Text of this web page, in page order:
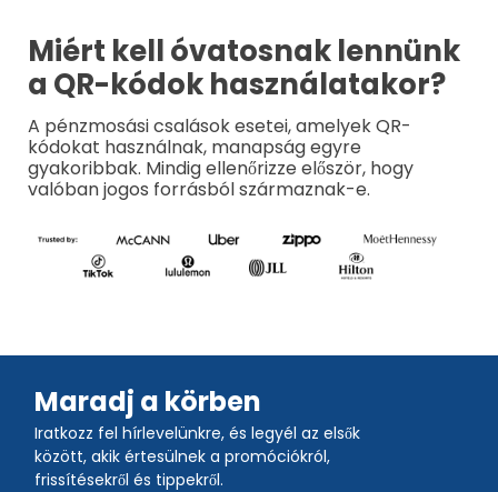
Miért kell óvatosnak lennünk
a QR-kódok használatakor?
A pénzmosási csalások esetei, amelyek QR-
kódokat használnak, manapság egyre
gyakoribbak. Mindig ellenőrizze először, hogy
valóban jogos forrásból származnak-e.
Maradj a körben
Iratkozz fel hírlevelünkre, és legyél az elsők
között, akik értesülnek a promóciókról,
frissítésekről és tippekről.